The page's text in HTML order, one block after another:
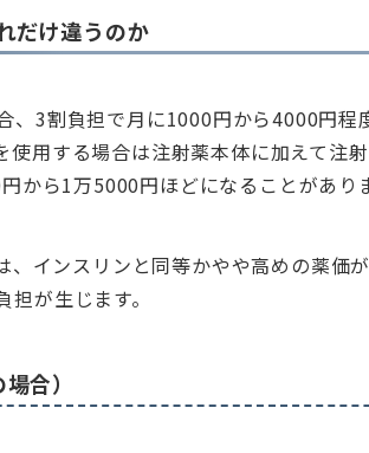
だけ違うのか
、3割負担で月に1000円から4000円程
用する場合は注射薬本体に加えて注
から1万5000円ほどになることがあり
インスリンと同等かやや高めの薬価
が生じます。
合）